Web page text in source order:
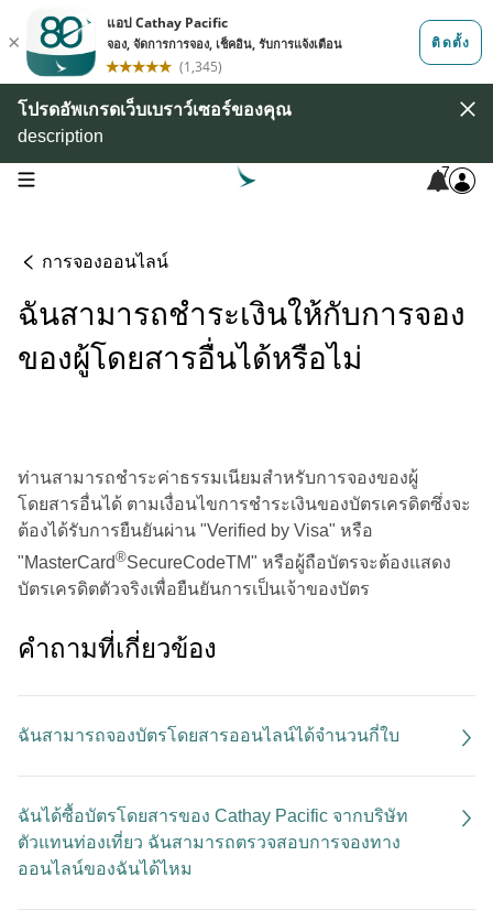
โปรดอัพเกรดเว็บเบราว์เซอร์ของคุณ
description
open navigation menu 7
การจองออนไลน์
ฉันสามารถชำระเงินให้กับการจอง
ของผู้โดยสารอื่นได้หรือไม่
ท่านสามารถชำระค่าธรรมเนียมสำหรับการจองของผู้
โดยสารอื่นได้ ตามเงื่อนไขการชำระเงินของบัตรเครดิตซึ่งจะ
ต้องได้รับการยืนยันผ่าน "Verified by Visa" หรือ
"MasterCard®SecureCodeTM" หรือผู้ถือบัตรจะต้องแสดง
บัตรเครดิตตัวจริงเพื่อยืนยันการเป็นเจ้าของบัตร
คําถามที่เกี่ยวข้อง
ฉันสามารถจองบัตรโดยสารออนไลน์ได้จำนวนกี่ใบ
ฉันได้ซื้อบัตรโดยสารของ Cathay Pacific จากบริษัท
ตัวแทนท่องเที่ยว ฉันสามารถตรวจสอบการจองทาง
ออนไลน์ของฉันได้ไหม